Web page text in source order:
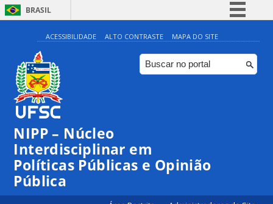
BRASIL
Simplifique!
Comunica BR
Participe
ACESSIBILIDADE ALTO CONTRASTE MAPA DO SITE
NIPP – Núcleo
Interdisciplinar em
Políticas Públicas e Opinião
Pública